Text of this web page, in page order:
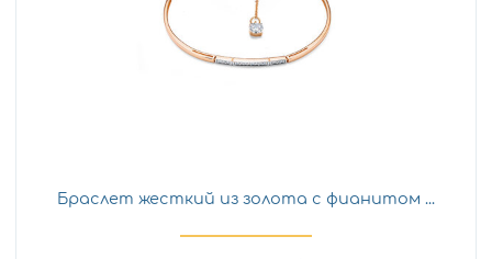
Браслет жесткий из золота с фианитом ...